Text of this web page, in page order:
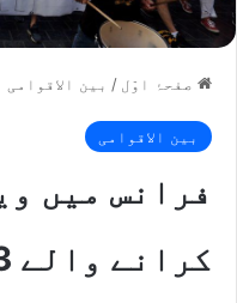
صفحۂ اوّل / بین الاقوامی
بین الاقوامی
فرانس میں